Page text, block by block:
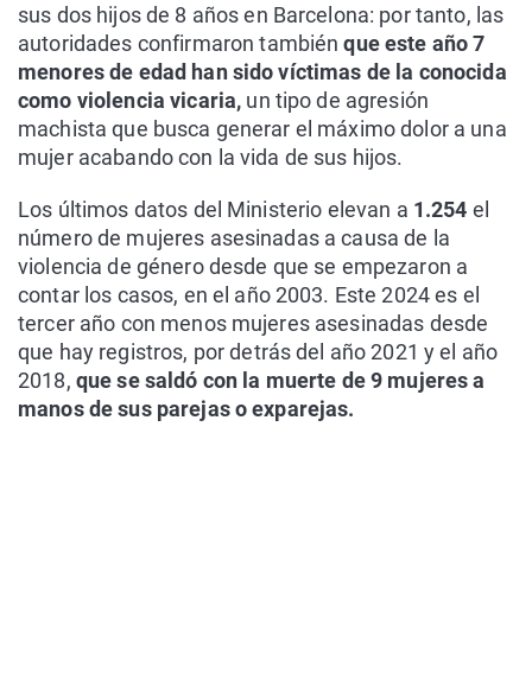
sus dos hijos de 8 años en Barcelona: por tanto, las
autoridades confirmaron tambiénque este año 7
menores de edad han sido víctimas de la conocida
como violencia vicaria, un tipo de agresión
machista que busca generar el máximo dolor a una
mujer acabando con la vida de sus hijos.
Los últimos datos del Ministerio elevan a 1.254 el
número de mujeres asesinadas a causa de la
violencia de género desde que se empezaron a
contar los casos, en el año 2003. Este 2024 es el
tercer año con menos mujeres asesinadas desde
que hay registros, por detrás del año 2021 y el año
2018, que se saldó con la muerte de 9 mujeres a
manos de sus parejas o exparejas.